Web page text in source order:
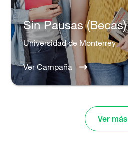
Sin Pausas (Becas)
Universidad de Monterrey
Ver Campaña
Ver más